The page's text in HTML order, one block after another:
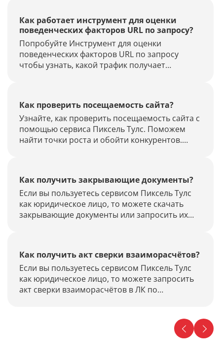
Как работает инструмент для оценки
поведенческих факторов URL по запросу?
Попробуйте Инструмент для оценки
поведенческих факторов URL по запросу
чтобы узнать, какой трафик получает
Как проверить посещаемость сайта?
Узнайте, как проверить посещаемость сайта с
помощью сервиса Пиксель Тулс. Поможем
найти точки роста и обойти конкурентов.
Как получить закрывающие документы?
Если вы пользуетесь сервисом Пиксель Тулс
как юридическое лицо, то можете скачать
закрывающие документы или запросить их
Как получить акт сверки взаиморасчётов?
Если вы пользуетесь сервисом Пиксель Тулс
как юридическое лицо, то можете запросить
акт сверки взаиморасчётов в ЛК по